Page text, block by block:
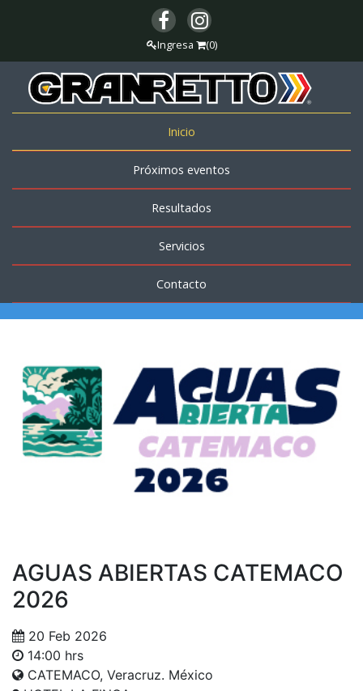
Ingresa (0)
Inicio
Próximos eventos
Resultados
Servicios
Contacto
AGUAS ABIERTAS CATEMACO
2026
20 Feb 2026
14:00 hrs
CATEMACO, Veracruz. México